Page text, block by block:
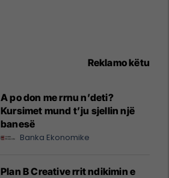
Reklamo këtu
A po don me rrnu n’deti?
Kursimet mund t’ju sjellin një
banesë
Banka Ekonomike
Plan B Creative rrit ndikimin e